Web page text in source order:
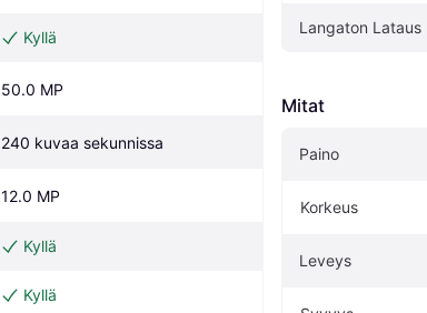
Kyllä
50.0 MP
240 kuvaa sekunnissa
12.0 MP
Kyllä
Kyllä
Langaton Lataus
Mitat
Paino
Korkeus
Leveys